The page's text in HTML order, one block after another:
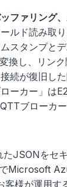
ファリング
ルド読み取
スタンプと
換し、リン
続が復旧し
ーカー」は
ブローカ
たJSONをセ
Microsoft
様が運用す